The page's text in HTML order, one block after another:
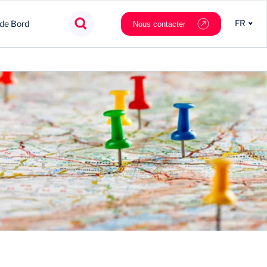
Agroalimentaire
Chimie & Matériaux
Cosmétique & Luxe
Politiques Publiques
Mobilité
Private Equity
Innovation
Nouveaux partenaires
Stratégie
Souveraineté
Tech & data
Nautilus.ai
Bord Nous contacter FR